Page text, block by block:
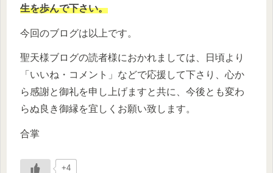
生を歩んで下さい。
今回のブログは以上です。
聖天様ブログの読者様におかれましては、日頃より
「いいね・コメント」などで応援して下さり、心か
ら感謝と御礼を申し上げますと共に、今後とも変わ
らぬ良き御縁を宜しくお願い致します。
合掌
+4